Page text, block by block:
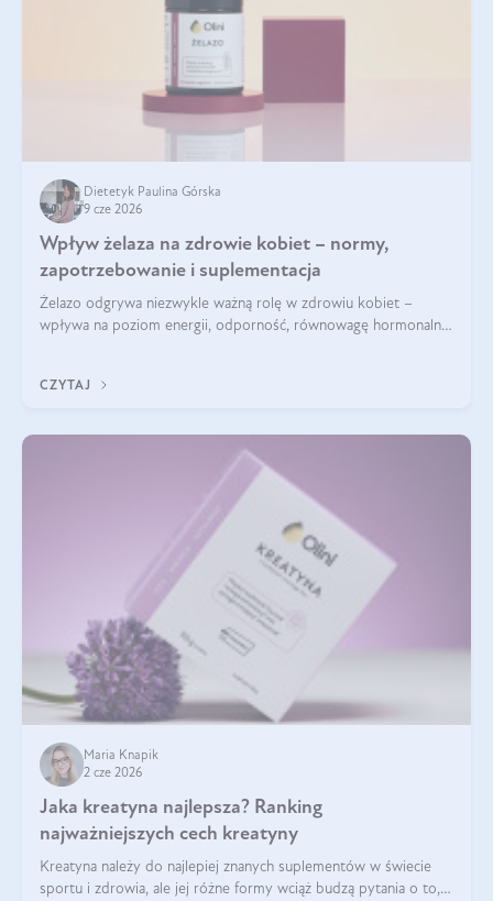
Dietetyk Paulina Górska
9 cze 2026
Wpływ żelaza na zdrowie kobiet – normy,
zapotrzebowanie i suplementacja
Żelazo odgrywa niezwykle ważną rolę w zdrowiu kobiet –
wpływa na poziom energii, odporność, równowagę hormonalną
zawrotów głowy czy problemów z
CZYTAJ
Maria Knapik
2 cze 2026
Jaka kreatyna najlepsza? Ranking
najważniejszych cech kreatyny
Kreatyna należy do najlepiej znanych suplementów w świecie
sportu i zdrowia, ale jej różne formy wciąż budzą pytania o to,